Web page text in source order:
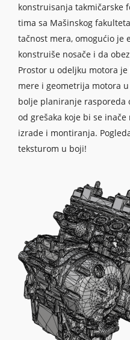
konstruisanja takmičarske
tima sa Mašinskog
tačnost mera, omogućio je
konstruiše nosače i da
Prostor u odeljku motora
mere i geometrija motora
bolje planiranje rasporeda
od grešaka koje bi se
izrade i montiranja.
teksturom u boji!